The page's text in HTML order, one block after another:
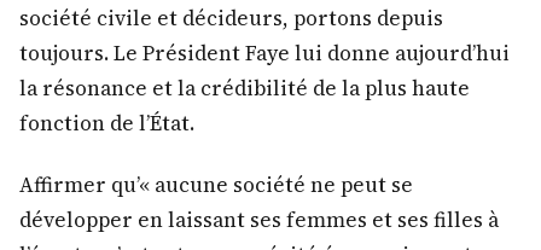
société civile et décideurs, portons depuis
toujours. Le Président Faye lui donne aujourd’hui
la résonance et la crédibilité de la plus haute
fonction de l’État.
Affirmer qu’« aucune société ne peut se
développer en laissant ses femmes et ses filles à